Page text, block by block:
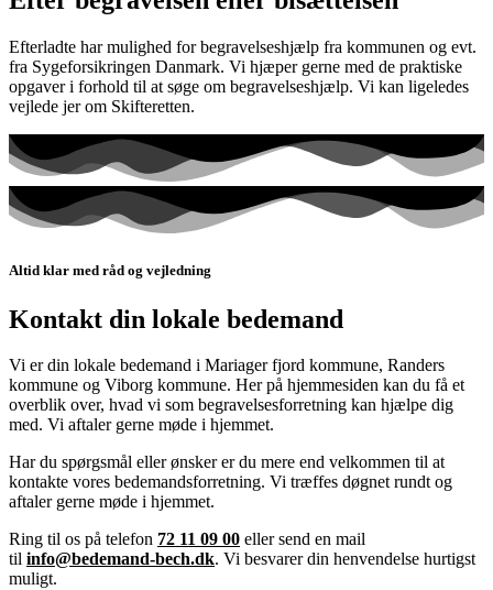
Efterladte har mulighed for begravelseshjælp fra kommunen og evt.
fra Sygeforsikringen Danmark. Vi hjæper gerne med de praktiske
opgaver i forhold til at søge om begravelseshjælp. Vi kan ligeledes
vejlede jer om Skifteretten.
Altid klar med råd og vejledning
Kontakt din lokale bedemand
Vi er din lokale bedemand i Mariager fjord kommune, Randers
kommune og Viborg kommune. Her på hjemmesiden kan du få et
overblik over, hvad vi som begravelsesforretning kan hjælpe dig
med. Vi aftaler gerne møde i hjemmet.
Har du spørgsmål eller ønsker er du mere end velkommen til at
kontakte vores bedemandsforretning. Vi træffes døgnet rundt og
aftaler gerne møde i hjemmet.
Ring til os på telefon 72 11 09 00 eller send en mail
til info@bedemand-bech.dk. Vi besvarer din henvendelse hurtigst
muligt.